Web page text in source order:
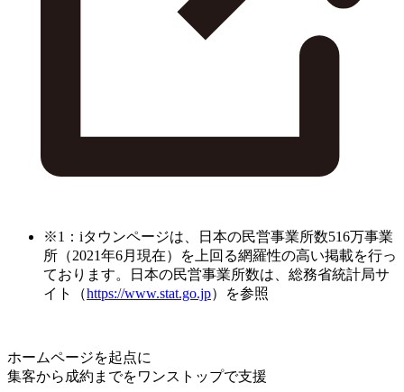
※1：iタウンページは、日本の民営事業所数516万事業
所（2021年6月現在）を上回る網羅性の高い掲載を行っ
ております。日本の民営事業所数は、総務省統計局サ
イト（https://www.stat.go.jp）を参照
ホームページを起点に
集客から成約までをワンストップで支援